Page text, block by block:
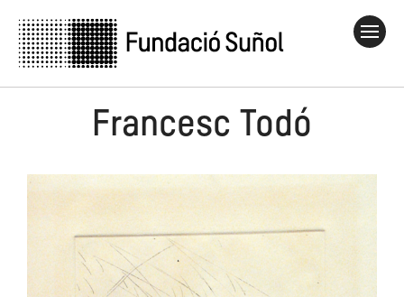
Francesc Todó